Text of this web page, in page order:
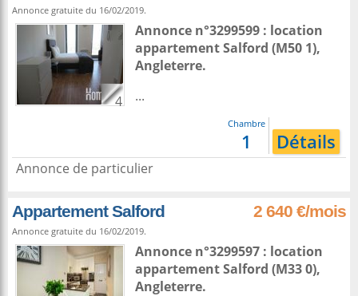
Annonce gratuite du 16/02/2019.
4
Annonce n°3299599 : location
appartementSalford (M50 1),
Angleterre.
...
Chambre
1 Détails
Annonce de particulier
Appartement Salford 2 640 €/mois
Annonce gratuite du 16/02/2019.
Annonce n°3299597 : location
appartementSalford (M33 0),
Angleterre.